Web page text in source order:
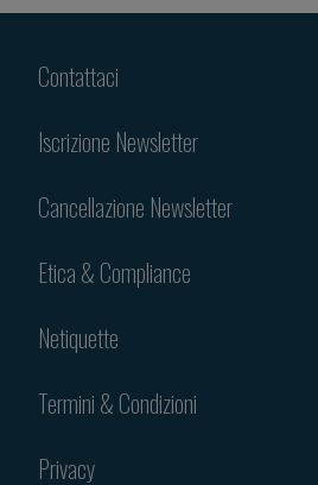
Contattaci
Iscrizione Newsletter
Cancellazione Newsletter
Etica & Compliance
Netiquette
Termini & Condizioni
Privacy